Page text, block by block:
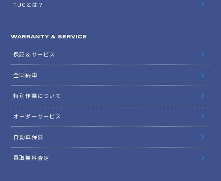
TUCとは？
WARRANTY & SERVICE
保証＆サービス
全国納車
特別作業について
オーダーサービス
自動車保険
買取無料査定